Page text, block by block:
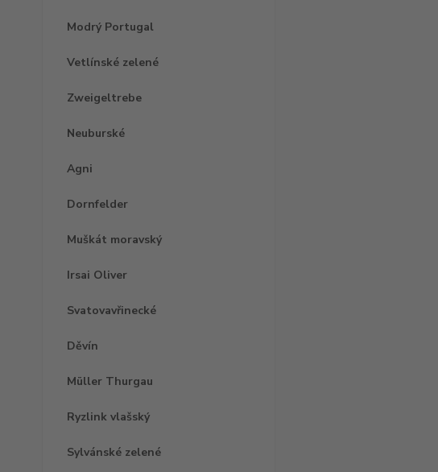
Modrý Portugal
Vetlínské zelené
Zweigeltrebe
Neuburské
Agni
Dornfelder
Muškát moravský
Irsai Oliver
Svatovavřinecké
Děvín
Müller Thurgau
Ryzlink vlašský
Sylvánské zelené